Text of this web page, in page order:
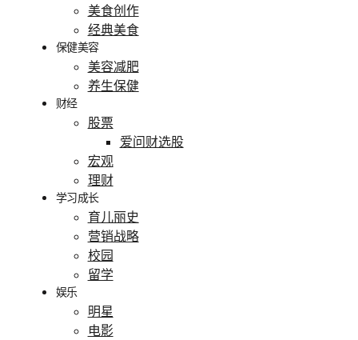
美食创作
经典美食
保健美容
美容减肥
养生保健
财经
股票
爱问财选股
宏观
理财
学习成长
育儿丽史
营销战略
校园
留学
娱乐
明星
电影